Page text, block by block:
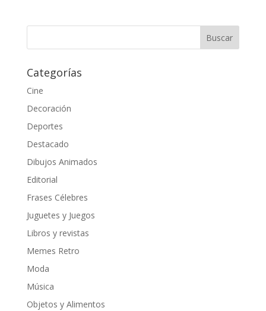
Categorías
Cine
Decoración
Deportes
Destacado
Dibujos Animados
Editorial
Frases Célebres
Juguetes y Juegos
Libros y revistas
Memes Retro
Moda
Música
Objetos y Alimentos